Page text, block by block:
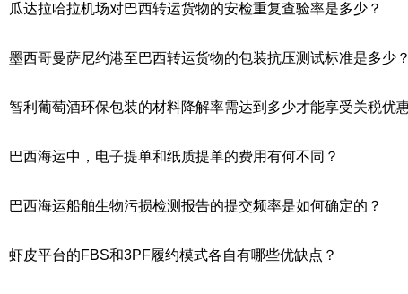
瓜达拉哈拉机场对巴西转运货物的安检重复查验率是多少？
墨西哥曼萨尼约港至巴西转运货物的包装抗压测试标准是多少？
巴西海运中，电子提单和纸质提单的费用有何不同？
巴西海运船舶生物污损检测报告的提交频率是如何确定的？
虾皮平台的FBS和3PF履约模式各自有哪些优缺点？